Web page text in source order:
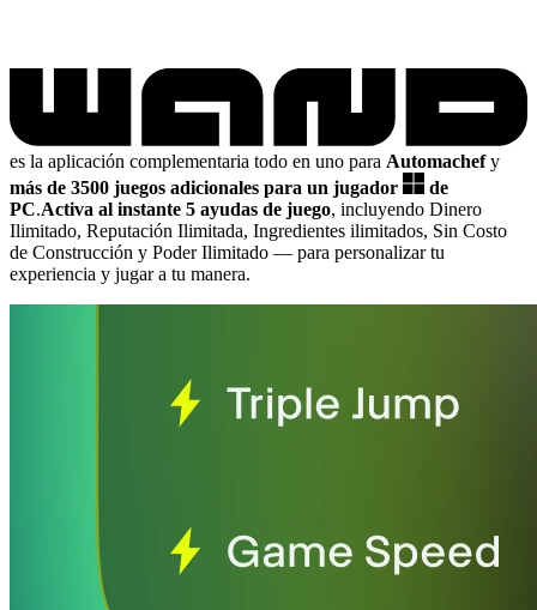
es la aplicación complementaria todo en uno para Automachefy
más de 3500 juegos adicionales para un jugador
de
PC.Activa al instante 5 ayudas de juego, incluyendo Dinero
Ilimitado, Reputación Ilimitada, Ingredientes ilimitados, Sin Costo
de Construcción y Poder Ilimitado — para personalizar tu
experiencia y jugar a tu manera.